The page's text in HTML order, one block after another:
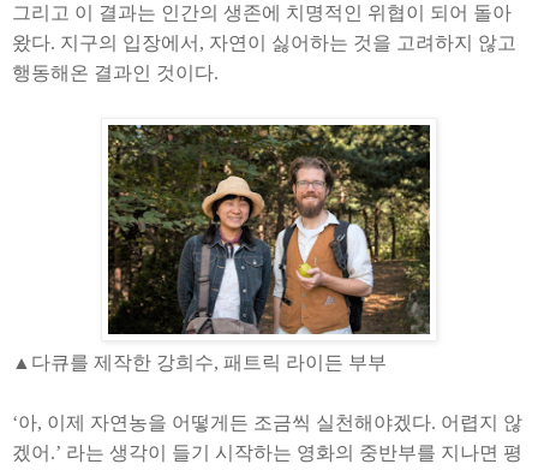
그리고 이 결과는 인간의 생존에 치명적인 위협이 되어 돌아
왔다. 지구의 입장에서 , 자연이 싫어하는 것을 고려하지 않고
행동해온 결과인 것이다.
▲다큐를 제작한 강희수, 패트릭 라이든 부부
‘아, 이제 자연농을 어떻게든 조금씩 실천해야겠다. 어렵지 않
겠어 .’ 라는 생각이 들기 시작하는 영화의 중반부를 지나면 평